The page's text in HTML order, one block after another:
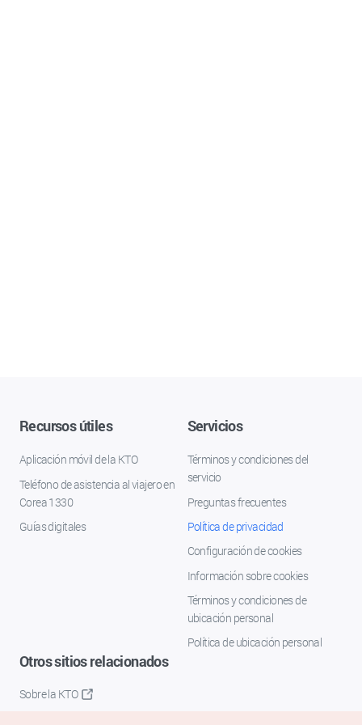
Recursos útiles
Aplicación móvil de la KTO
Teléfono de asistencia al viajero en
Corea 1330
Guías digitales
Servicios
Términos y condiciones del
servicio
Preguntas frecuentes
Política de privacidad
Configuración de cookies
Información sobre cookies
Términos y condiciones de
ubicación personal
Política de ubicación personal
Otros sitios relacionados
Sobre la KTO